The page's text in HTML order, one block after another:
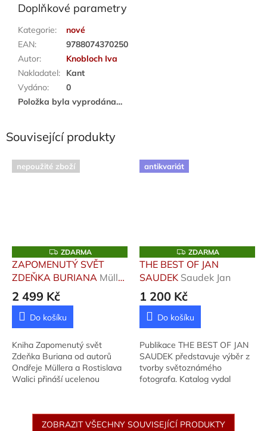
Doplňkové parametry
Kategorie:
nové
EAN:
9788074370250
Autor:
Knobloch Iva
Nakladatel:
Kant
Vydáno:
0
Položka byla vyprodána…
Související produkty
nepoužité zboží
Z
D
A
R
A
ZDARMA
ZAPOMENUTÝ SVĚT
ZDEŇKA BURIANA Müller
Ondřej, Walica Rostislav
2 499 Kč
Do košíku
Kniha Zapomenutý svět
Zdeňka Buriana od autorů
Ondřeje Müllera a Rostislava
Walici přináší ucelenou
ilustrace tohoto mistra.
antikvariát
Z
D
A
R
A
ZDARMA
THE BEST OF JAN
SAUDEK Saudek Jan
1 200 Kč
Do košíku
Publikace THE BEST OF JAN
SAUDEK představuje výběr z
tvorby světoznámého
fotografa. Katalog vydal
2005.
ZOBRAZIT VŠECHNY SOUVISEJÍCÍ PRODUKTY